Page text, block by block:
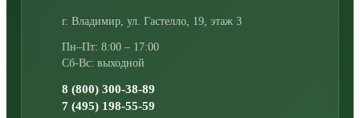
г. Владимир ул. Гастелло, 19, этаж 3
Пн–Пт: 8:00 – 17:00
Сб-Вс: выходной
8 (800) 300-38-89
7 (495) 198-55-59